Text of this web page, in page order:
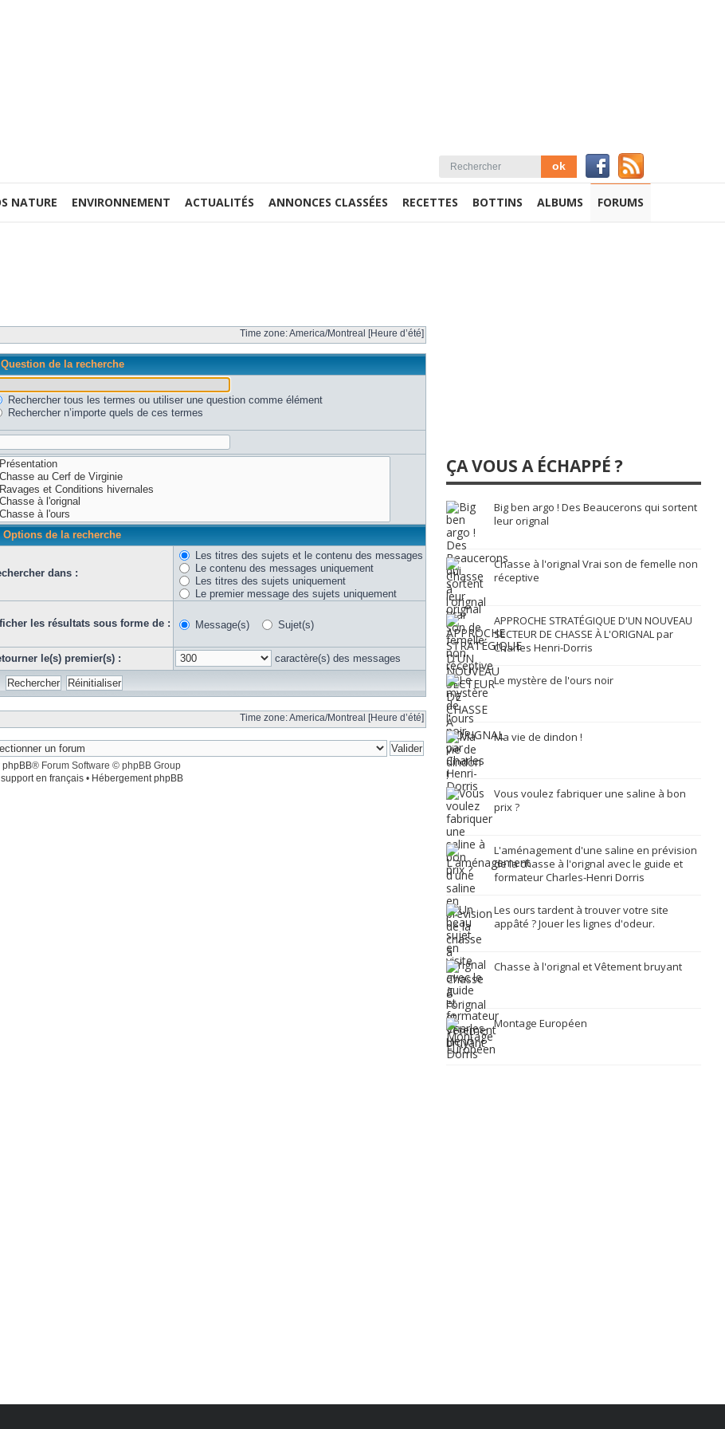
NATURE ENVIRONNEMENT ACTUALITÉS ANNONCES CLASSÉES RECETTES BOTTINS ALBUMS FORUMS
Time zone: America/Montreal [Heure d’été]
Question de la recherche
Rechercher tous les termes ou utiliser une question comme élément
Rechercher n’importe quels de ces termes
Options de la recherche
dans :
Les titres des sujets et le contenu des messages
Le contenu des messages uniquement
Les titres des sujets uniquement
Le premier message des sujets uniquement
les résultats sous forme de : Message(s) Sujet(s)
le(s) premier(s) : caractère(s) des messages
Time zone: America/Montreal [Heure d’été]
phpBB® Forum Software © phpBB Group
en français• Hébergement phpBB
ÇA VOUS A ÉCHAPPÉ ?
Big ben argo ! Des Beaucerons qui sortent
leur orignal
Chasse à l'orignal Vrai son de femelle non
réceptive
APPROCHE STRATÉGIQUE D'UN NOUVEAU
SECTEUR DE CHASSE À L'ORIGNAL par
Charles Henri-Dorris
Le mystère de l'ours noir
Ma vie de dindon !
Vous voulez fabriquer une saline à bon
prix ?
L'aménagement d'une saline en prévision
de la chasse à l'orignal avec le guide et
formateur Charles-Henri Dorris
Les ours tardent à trouver votre site
appâté ? Jouer les lignes d'odeur.
Chasse à l'orignal et Vêtement bruyant
Montage Européen